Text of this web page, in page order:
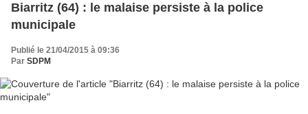
Biarritz (64) : le malaise persiste à la police
municipale
Publié le 21/04/2015 à 09:36
Par SDPM